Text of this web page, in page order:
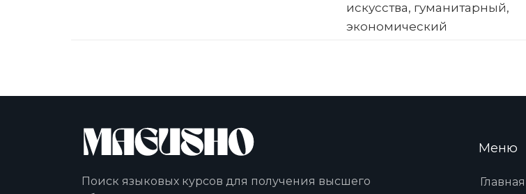
искусства, гуманитарный,
экономический
Поиск языковых курсов для получения высшего
Меню
Главная